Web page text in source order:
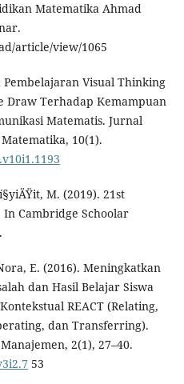
Matematika Ahmad
article/view/1065
Visual Thinking
Draw Terhadap Kemampuan
Matematis. Jurnal
10(1).
M. (2019). 21st
Cambridge Schoolar
E. (2016). Meningkatkan
dan Hasil Belajar Siswa
REACT (Relating,
dan Transferring).
2(1), 27–40.
53